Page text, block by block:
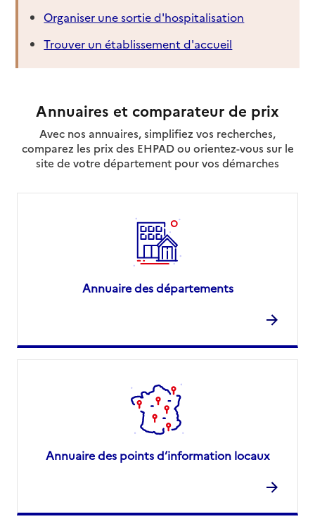
Organiser une sortie d'hospitalisation
Trouver un établissement d'accueil
Annuaires et comparateur de prix
Avec nos annuaires, simplifiez vos recherches,
comparez les prix des EHPAD ou orientez-vous sur le
site de votre département pour vos démarches
Annuaire des départements
Annuaire des points d’information locaux